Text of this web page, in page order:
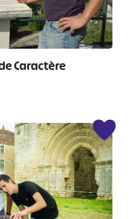
Caractère
#
#